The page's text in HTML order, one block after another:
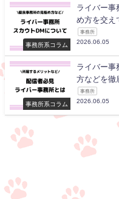
事務所系コラム
ライバー事
め方を交え
事務所
2026.06.05
事務所系コラム
ライバー事
方などを徹
事務所
2026.06.05